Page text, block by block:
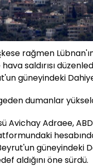
rağmen
saldırısı
güneyindeki
dumanlar
Avichay Adraee,
güneyindeki
aldığını öne sürdü.